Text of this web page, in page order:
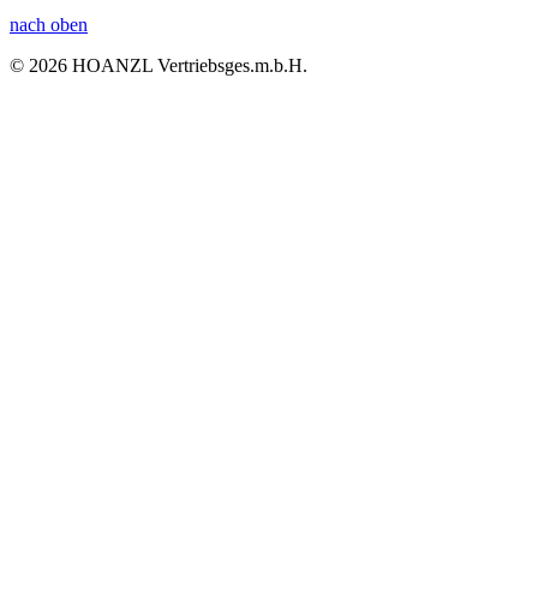
nach oben
© 2026 HOANZL Vertriebsges.m.b.H.